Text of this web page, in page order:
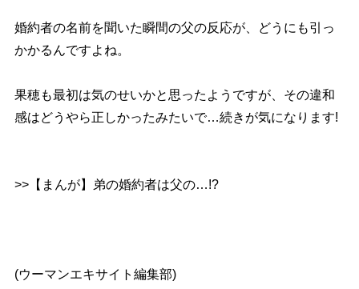
婚約者の名前を聞いた瞬間の父の反応が、どうにも引っ
かかるんですよね。
果穂も最初は気のせいかと思ったようですが、その違和
感はどうやら正しかったみたいで…続きが気になります!
>>【まんが】弟の婚約者は父の…!?
(ウーマンエキサイト編集部)